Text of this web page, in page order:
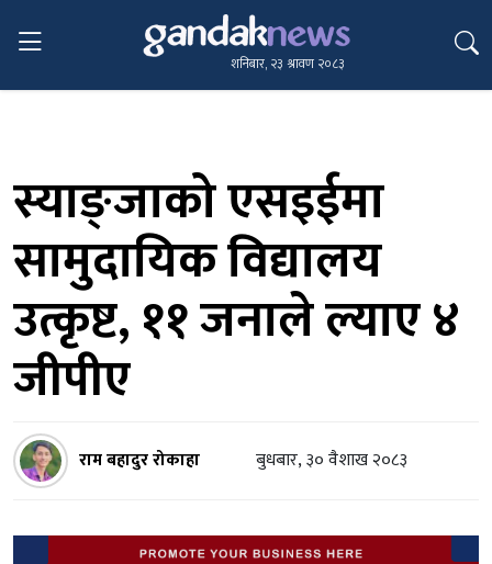
शनिबार, २३ श्रावण २०८३
स्याङ्जाको एसइईमा
सामुदायिक विद्यालय
उत्कृष्ट, ११ जनाले ल्याए ४
जीपीए
राम बहादुर रोकाहा बुधबार, ३० वैशाख २०८३